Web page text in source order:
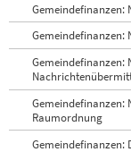
Gemeindefinanzen:
Gemeindefinanzen:
Gemeindefinanzen:
Gemeindefinanzen:
Raumordnung
Gemeindefinanzen: